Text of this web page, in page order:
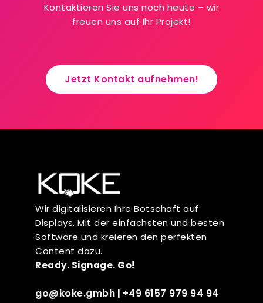
Kontaktieren Sie uns noch heute – wir
freuen uns auf Ihr Projekt!
Jetzt Kontakt aufnehmen!
Wir digitalisieren Ihre Botschaft auf
Displays. Mit der einfachsten und besten
Software und kreieren den perfekten
Content dazu.
Ready. Signage. Go!
go@koke.gmbh | +49 6157 979 94 94